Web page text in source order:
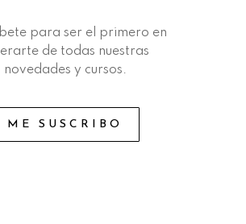
para ser el primero en
de todas nuestras
novedades y cursos.
ME SUSCRIBO